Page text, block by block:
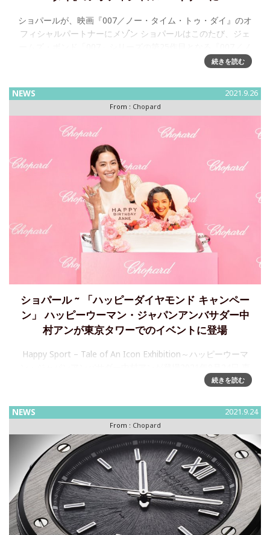
ショパールが、映画『007／ノー・タイム・トゥ・ダイ』のオ
フィシャルパートナーにメゾン ショパールはこのたび、ジェ
ー・タイム・トゥ・ダイ』のオフィシャルパートナーを務め
続きを読む
NEWS 2021.9.26
From : Chopard
ショパール ~ 「ハッピーダイヤモンド キャンペー
ン」 ハッピーウーマン・ジャパンアンバサダー中
村アンが東京タワーでのイベントに登場
Happy Sport – Tale of An Icon Exhibition～ハッピーウーマ
京今年4月20日にワールドワイドでスタートした「ハッピーダ
続きを読む
NEWS 2021.9.24
From : Chopard